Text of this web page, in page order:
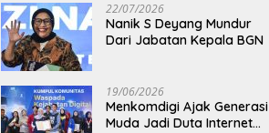
22/07/2026
Nanik S Deyang Mundur
Dari Jabatan Kepala BGN
19/06/2026
Menkomdigi Ajak Generasi
Muda Jadi Duta Internet